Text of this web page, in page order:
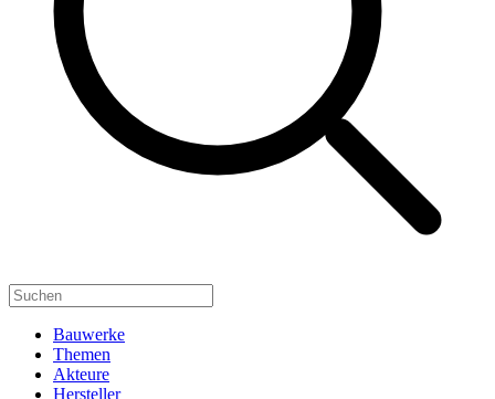
Bauwerke
Themen
Akteure
Hersteller